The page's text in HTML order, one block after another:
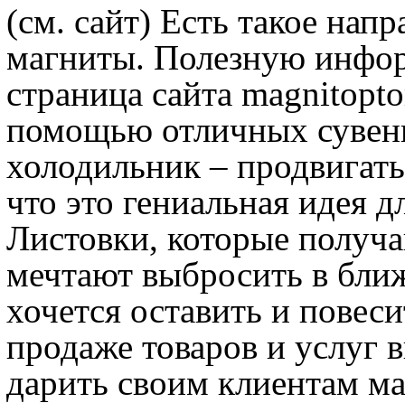
(см. сайт) Есть такое
магниты. Полезную
страница сайта
помощью отличных
холодильник –
что это гениальная идея
Листовки, которые
мечтают выбросить в
хочется оставить и
продаже товаров и услуг
дарить своим клиентам